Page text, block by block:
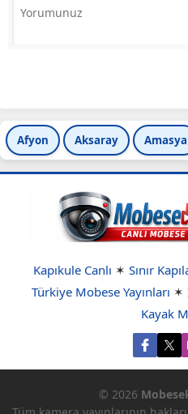
Afyon Aksaray Amasya
Kapıkule Canlı ✶ Sınır
Türkiye Mobese Yayınları ✶
Kayak
© 2026